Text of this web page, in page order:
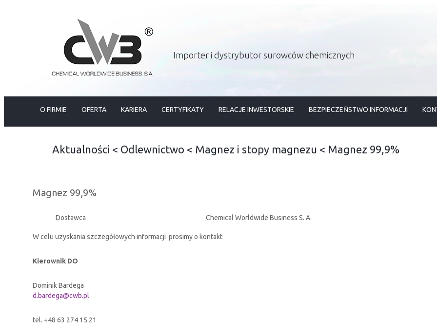
Importer i dystrybutor surowców chemicznych
O FIRMIE OFERTA KARIERA CERTYFIKATY RELACJE INWESTORSKIE BEZPIECZEŃSTWO INFORMACJI
Aktualności < Odlewnictwo < Magnez i stopy magnezu < Magnez 99,9%
Magnez 99,9%
Dostawca Chemical Worldwide Business S. A.
W celu uzyskania szczegółowych informacji prosimy o kontakt
Kierownik DO
Dominik Bardega
d.bardega@cwb.pl
tel. +48 63 274 15 21